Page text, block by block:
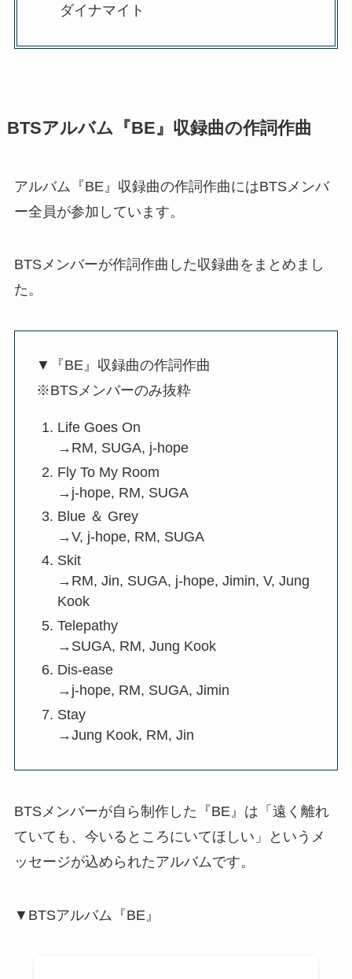
ダイナマイト
BTSアルバム『BE』収録曲の作詞作曲
アルバム『BE』収録曲の作詞作曲にはBTSメンバ
ー全員が参加しています。
BTSメンバーが作詞作曲した収録曲をまとめまし
た。
▼『BE』収録曲の作詞作曲
※BTSメンバーのみ抜粋
Life Goes On
→RM, SUGA, j-hope
Fly To My Room
→j-hope, RM, SUGA
Blue ＆ Grey
→V, j-hope, RM, SUGA
Skit
→RM, Jin, SUGA, j-hope, Jimin, V, Jung
Kook
Telepathy
→SUGA, RM, Jung Kook
Dis-ease
→j-hope, RM, SUGA, Jimin
Stay
→Jung Kook, RM, Jin
BTSメンバーが自ら制作した『BE』は「遠く離れ
ていても、今いるところにいてほしい」というメ
ッセージが込められたアルバムです。
▼BTSアルバム『BE』